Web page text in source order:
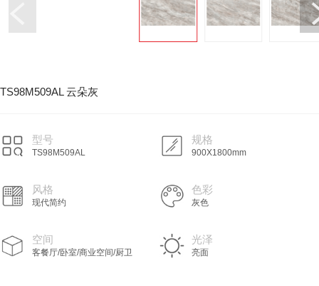
TS98M509AL 云朵灰
型号
TS98M509AL
规格
900X1800mm
风格
现代简约
色彩
灰色
空间
客餐厅/卧室/商业空间/厨卫
光泽
亮面